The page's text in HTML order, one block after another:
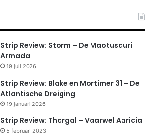
Strip Review: Storm – De Maotusauri
Armada
19 juli 2026
Strip Review: Blake en Mortimer 31 – De
Atlantische Dreiging
19 januari 2026
Strip Review: Thorgal – Vaarwel Aaricia
5 februari 2023